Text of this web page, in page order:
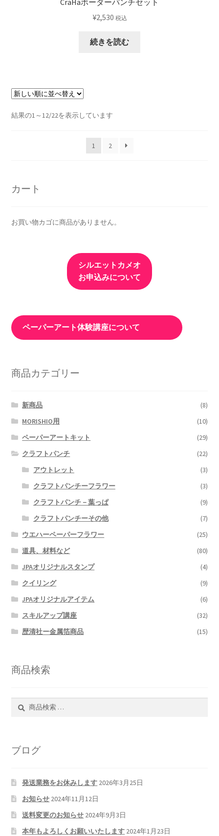
¥2,530 税込
続きを読む
結果の1～12/22を表示しています新
1 2
カート
お買い物カゴに商品がありません。
シルエットカメオ
お申込みについて
ペーパーアート体験講座について
商品カテゴリー
新商品
(8)
MORISHIO用
(10)
ペーパーアートキット
(29)
クラフトパンチ
(22)
アウトレット
(3)
クラフトパンチーフラワー
(3)
クラフトパンチ－葉っぱ
(9)
クラフトパンチーその他
(7)
ウエハーペーパーフラワー
(25)
道具、材料など
(80)
JPAオリジナルスタンプ
(4)
クイリング
(9)
JPAオリジナルアイテム
(6)
スキルアップ講座
(32)
歴清社ー金属箔商品
(15)
商品検索
ブログ
発送業務をお休みします 2026年3月25日
お知らせ 2024年11月12日
送料変更のお知らせ 2024年9月3日
本年もよろしくお願いいたします 2024年1月23日